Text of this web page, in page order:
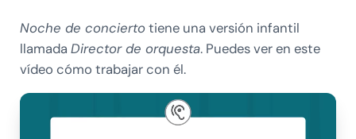
Noche de concierto tiene una versión infantil
llamada Director de orquesta. Puedes ver en este
vídeo cómo trabajar con él.